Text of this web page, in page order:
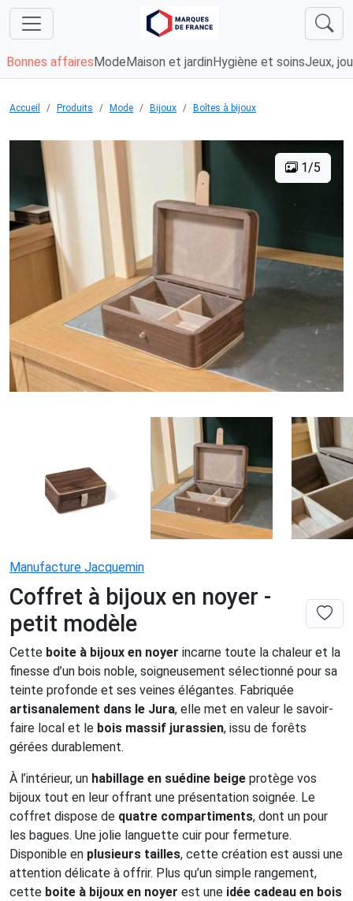
Bonnes affaires Mode Maison et jardin Hygiène et soinsJeux,
Accueil Produits Mode Bijoux Boîtes à bijoux
1/5
Manufacture Jacquemin
Coffret à bijoux en noyer -
petit modèle
Cette boite à bijoux en noyer incarne toute la chaleur et la
finesse d’un bois noble, soigneusement sélectionné pour sa
teinte profonde et ses veines élégantes. Fabriquée
artisanalement dans le Jura, elle met en valeur le savoir-
faire local et le bois massif jurassien, issu de forêts
gérées durablement.
À l’intérieur, un habillage en suédine beige protège vos
bijoux tout en leur offrant une présentation soignée. Le
coffret dispose de quatre compartiments, dont un pour
les bagues. Une jolie languette cuir pour fermeture.
Disponible en plusieurs tailles, cette création est aussi une
attention délicate à offrir. Plus qu’un simple rangement,
cette boite à bijoux en noyer est une idée cadeau en bois